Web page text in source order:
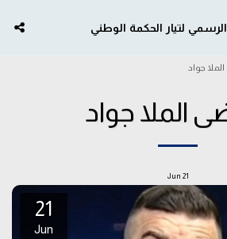
لتيار الحكمة الوطني
جواد
الملا جواد
21
Jun
21
Jun